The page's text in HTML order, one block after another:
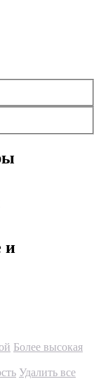
и
Более высокая
Удалить все